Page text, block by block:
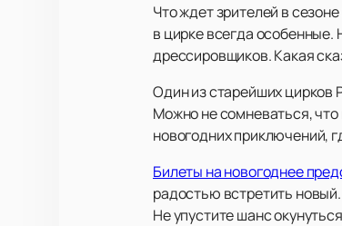
Что ждет зрителей в
в цирке всегда
дрессировщиков. Какая
Один из старейших цирков
Можно не сомневаться,
новогодних приключений,
Билеты на новогоднее
радостью встретить
Не упустите шанс